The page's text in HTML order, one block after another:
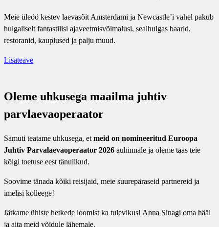
Meie üleöö kestev laevasõit Amsterdami ja Newcastle’i vahel pakub
hulgaliselt fantastilisi ajaveetmisvõimalusi, sealhulgas baarid,
restoranid, kauplused ja palju muud.
Lisateave
Oleme uhkusega maailma juhtiv
parvlaevaoperaator
Samuti teatame uhkusega, et meid on nomineeritud Euroopa
Juhtiv Parvalaevaoperaator 2026 auhinnale ja oleme taas teie
kõigi toetuse eest tänulikud.
Soovime tänada kõiki reisijaid, meie suurepäraseid partnereid ja
imelisi kolleege!
Jätkame ühiste hetkede loomist ka tulevikus! Anna Sinagi oma hääl
ja aita meid võidule lähemale.